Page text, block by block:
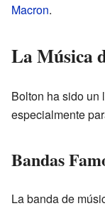
Macron.
La Música
Bolton ha sido un
especialmente
Bandas
La banda de